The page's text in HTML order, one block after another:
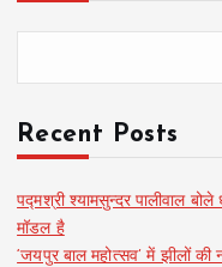
Recent Posts
पद्मश्री श्यामसुन्दर पालीवाल बोले
मॉडल है
‘जयपुर बाल महोत्सव’ में झीलों